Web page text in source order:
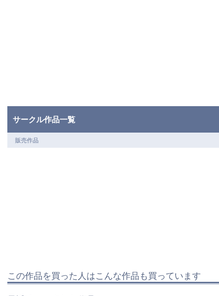
サークル作品一覧
販売作品
この作品を買った人はこんな作品も買っています